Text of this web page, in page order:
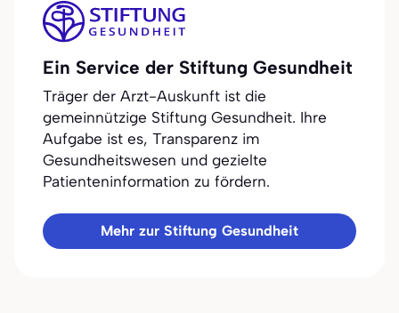
Ein Service der Stiftung Gesundheit
Träger der Arzt-Auskunft ist die
gemeinnützige Stiftung Gesundheit. Ihre
Aufgabe ist es, Transparenz im
Gesundheitswesen und gezielte
Patienteninformation zu fördern.
Mehr zur Stiftung Gesundheit